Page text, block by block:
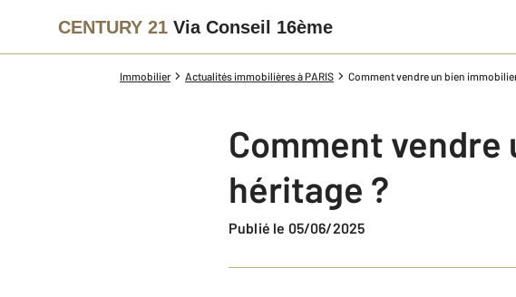
CENTURY 21 Via Conseil 16ème
Immobilier Actualités immobilières à PARIS Comment vendre un bien
Comment
héritage ?
Publié le 05/06/2025